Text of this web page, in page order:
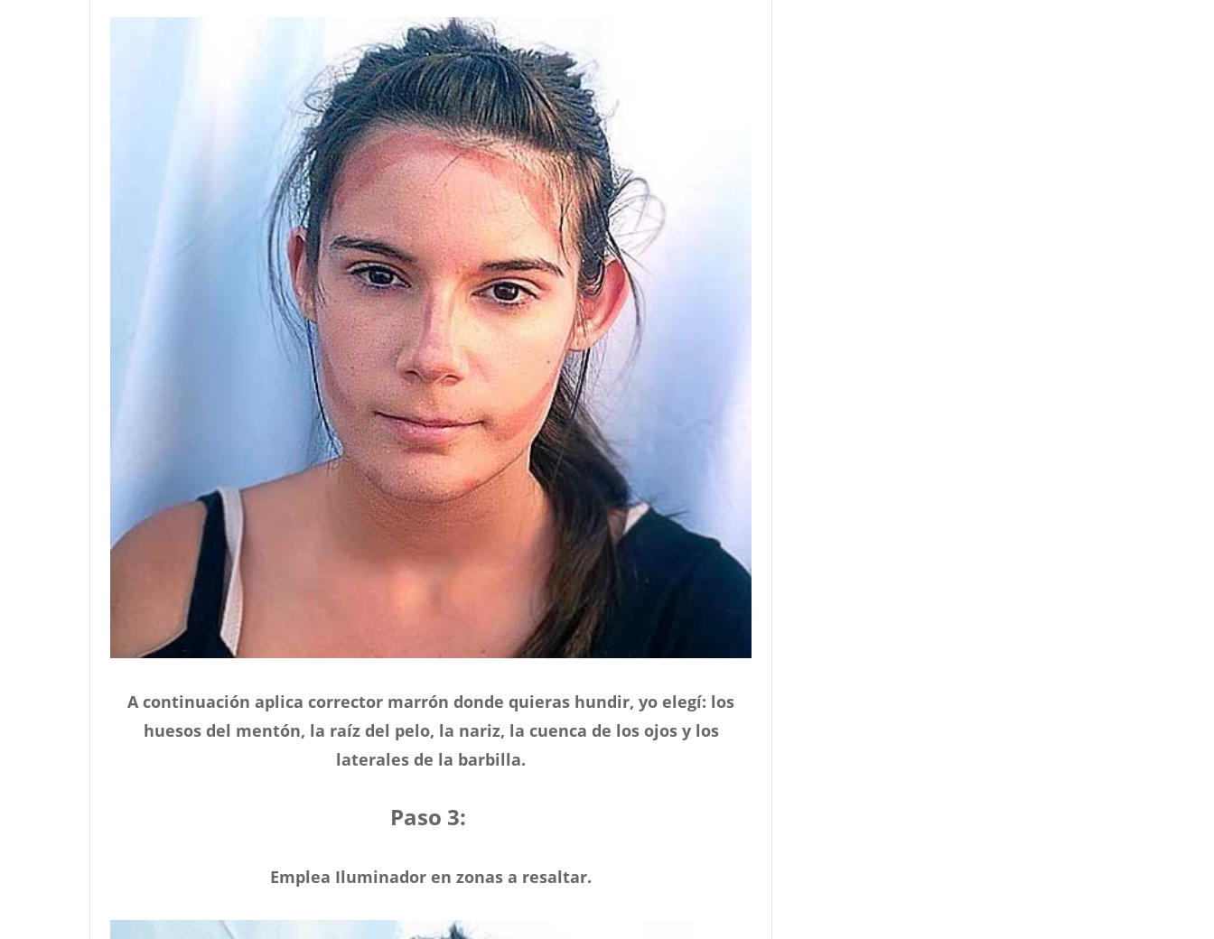
A continuación aplica corrector marrón donde quieras hundir, yo elegí: los
huesos del mentón, la raíz del pelo, la nariz, la cuenca de los ojos y los
laterales de la barbilla.
Paso 3:
Emplea Iluminador en zonas a resaltar.